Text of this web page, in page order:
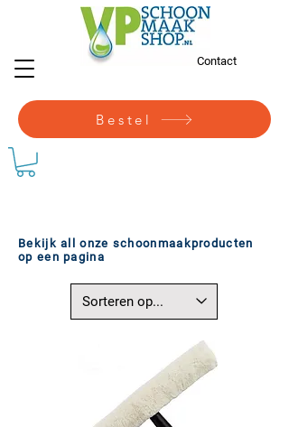
Contact
Bestel
Bekijk all onze schoonmaakproducten
op een pagina